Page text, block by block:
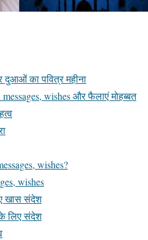
दुआओं का पवित्र महीना
wishes और फैलाएं मोहब्बत
wishes?
wishes
खास संदेश
लिए संदेश